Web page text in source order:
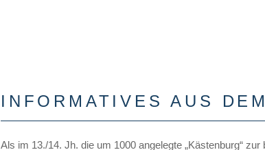
INFORMATIVES AUS
Als im 13./14. Jh. die um 1000 angelegte „Kästenburg“